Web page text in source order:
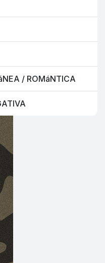
/ ROMáNTICA